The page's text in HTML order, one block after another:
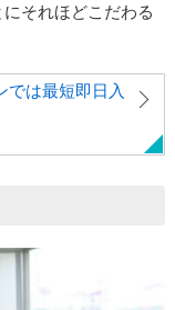
それほどこだわる
では最短即日入